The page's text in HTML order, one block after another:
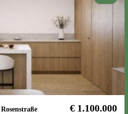
Rosenstraße € 1.100.000